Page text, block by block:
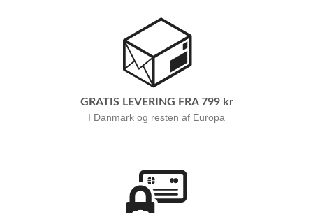
GRATIS LEVERING FRA 799 kr
I Danmark og resten af Europa